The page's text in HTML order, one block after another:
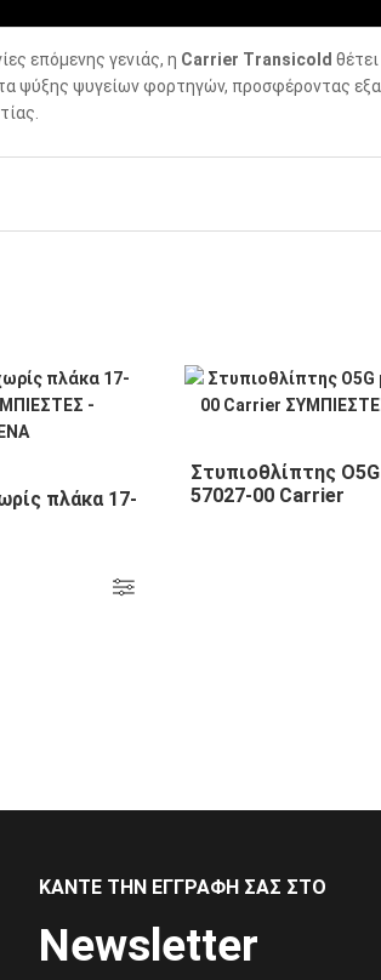
επόμενης γενιάς, η Carrier Transicold
ψύξης ψυγείων φορτηγών, προσφέροντας
πλάκα 17-
Στυπιοθλίπτης
57027-00 Carrier
ΚΑΝΤΕ ΤΗΝ ΕΓΓΡΑΦΗ ΣΑΣ ΣΤΟ
Newsletter